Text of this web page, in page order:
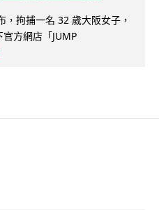
，拘捕一名 32 歲大阪女子，
方網店「JUMP